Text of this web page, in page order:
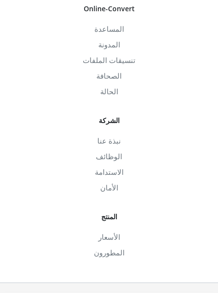
Online-Convert
المساعدة
المدونة
تنسيقات الملفات
الصحافة
الحالة
الشركة
نبذة عنا
الوظائف
الاستدامة
الأمان
المنتج
الأسعار
المطورون